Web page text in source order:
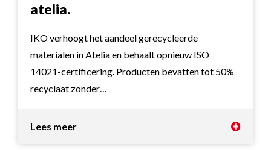
atelia.
IKO verhoogt het aandeel gerecycleerde
materialen in Atelia en behaalt opnieuw ISO
14021-certificering. Producten bevatten tot 50%
recyclaat zonder…
Lees meer